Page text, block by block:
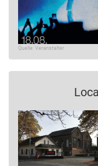
Quelle: Veranstalter